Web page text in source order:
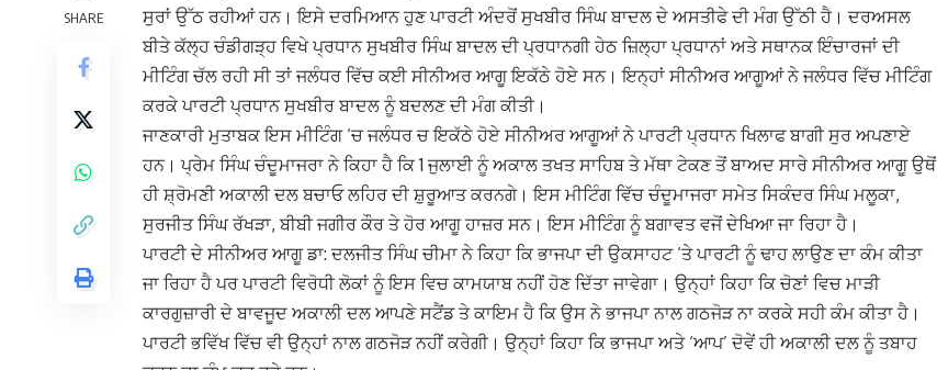
SHARE
ਸੁਰਾਂ ਉੱਠ ਰਹੀਆਂ ਹਨ। ਇਸੇ ਦਰਮਿਆਨ ਹੁਣ ਪਾਰਟੀ ਅੰਦਰੋਂ ਸੁਖਬੀਰ ਸਿੰਘ ਬਾਦਲ ਦੇ ਅਸਤੀਫੇ ਦੀ ਮੰਗ ਉੱਠੀ ਹੈ। ਦਰਅਸਲ
ਬੀਤੇ ਕੱਲ੍ਹ ਚੰਡੀਗੜ੍ਹ ਵਿਖੇ ਪ੍ਰਧਾਨ ਸੁਖਬੀਰ ਸਿੰਘ ਬਾਦਲ ਦੀ ਪ੍ਰਧਾਨਗੀ ਹੇਠ ਜ਼ਿਲ੍ਹਾ ਪ੍ਰਧਾਨਾਂ ਅਤੇ ਸਥਾਨਕ ਇੰਚਾਰਜਾਂ ਦੀ
ਮੀਟਿੰਗ ਚੱਲ ਰਹੀ ਸੀ ਤਾਂ ਜਲੰਧਰ ਵਿੱਚ ਕਈ ਸੀਨੀਅਰ ਆਗੂ ਇਕੱਠੇ ਹੋਏ ਸਨ। ਇਨ੍ਹਾਂ ਸੀਨੀਅਰ ਆਗੂਆਂ ਨੇ ਜਲੰਧਰ ਵਿੱਚ ਮੀਟਿੰਗ
ਕਰਕੇ ਪਾਰਟੀ ਪ੍ਰਧਾਨ ਸੁਖਬੀਰ ਬਾਦਲ ਨੂੰ ਬਦਲਣ ਦੀ ਮੰਗ ਕੀਤੀ।
ਜਾਣਕਾਰੀ ਮੁਤਾਬਕ ਇਸ ਮੀਟਿੰਗ ‘ਚ ਜਲੰਧਰ ਚ ਇਕੱਠੇ ਹੋਏ ਸੀਨੀਅਰ ਆਗੂਆਂ ਨੇ ਪਾਰਟੀ ਪ੍ਰਧਾਨ ਖਿਲਾਫ ਬਾਗੀ ਸੁਰ ਅਪਣਾਏ
ਹਨ। ਪ੍ਰੇਮ ਸਿੰਘ ਚੰਦੂਮਾਜਰਾ ਨੇ ਕਿਹਾ ਹੈ ਕਿ 1 ਜੁਲਾਈ ਨੂੰ ਅਕਾਲ ਤਖਤ ਸਾਹਿਬ ਤੇ ਮੱਥਾ ਟੇਕਣ ਤੋਂ ਬਾਅਦ ਸਾਰੇ ਸੀਨੀਅਰ ਆਗੂ ਉਥੋਂ
ਹੀ ਸ਼੍ਰੋਮਣੀ ਅਕਾਲੀ ਦਲ ਬਚਾਓ ਲਹਿਰ ਦੀ ਸ਼ੁਰੂਆਤ ਕਰਨਗੇ। ਇਸ ਮੀਟਿੰਗ ਵਿੱਚ ਚੰਦੂਮਾਜਰਾ ਸਮੇਤ ਸਿਕੰਦਰ ਸਿੰਘ ਮਲੂਕਾ,
ਸੁਰਜੀਤ ਸਿੰਘ ਰੱਖੜਾ, ਬੀਬੀ ਜਗੀਰ ਕੌਰ ਤੇ ਹੋਰ ਆਗੂ ਹਾਜ਼ਰ ਸਨ। ਇਸ ਮੀਟਿੰਗ ਨੂੰ ਬਗਾਵਤ ਵਜੋਂ ਦੇਖਿਆ ਜਾ ਰਿਹਾ ਹੈ।
ਪਾਰਟੀ ਦੇ ਸੀਨੀਅਰ ਆਗੂ ਡਾ: ਦਲਜੀਤ ਸਿੰਘ ਚੀਮਾ ਨੇ ਕਿਹਾ ਕਿ ਭਾਜਪਾ ਦੀ ਉਕਸਾਹਟ ‘ਤੇ ਪਾਰਟੀ ਨੂੰ ਢਾਹ ਲਾਉਣ ਦਾ ਕੰਮ ਕੀਤਾ
ਜਾ ਰਿਹਾ ਹੈ ਪਰ ਪਾਰਟੀ ਵਿਰੋਧੀ ਲੋਕਾਂ ਨੂੰ ਇਸ ਵਿਚ ਕਾਮਯਾਬ ਨਹੀਂ ਹੋਣ ਦਿੱਤਾ ਜਾਵੇਗਾ। ਉਨ੍ਹਾਂ ਕਿਹਾ ਕਿ ਚੋਣਾਂ ਵਿਚ ਮਾੜੀ
ਕਾਰਗੁਜ਼ਾਰੀ ਦੇ ਬਾਵਜੂਦ ਅਕਾਲੀ ਦਲ ਆਪਣੇ ਸਟੈਂਡ ਤੇ ਕਾਇਮ ਹੈ ਕਿ ਉਸ ਨੇ ਭਾਜਪਾ ਨਾਲ ਗਠਜੋੜ ਨਾ ਕਰਕੇ ਸਹੀ ਕੰਮ ਕੀਤਾ ਹੈ।
ਪਾਰਟੀ ਭਵਿੱਖ ਵਿੱਚ ਵੀ ਉਨ੍ਹਾਂ ਨਾਲ ਗਠਜੋੜ ਨਹੀਂ ਕਰੇਗੀ। ਉਨ੍ਹਾਂ ਕਿਹਾ ਕਿ ਭਾਜਪਾ ਅਤੇ ‘ਆਪ’ ਦੋਵੇਂ ਹੀ ਅਕਾਲੀ ਦਲ ਨੂੰ ਤਬਾਹ